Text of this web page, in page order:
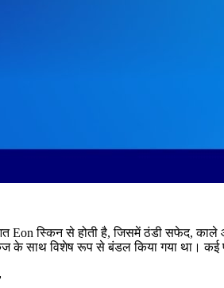
Eon स्किन से होती है, जिसमें ठंडी सफेद, काले
के साथ विशेष रूप से बंडल किया गया था। कई